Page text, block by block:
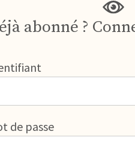
abonné ?
de passe